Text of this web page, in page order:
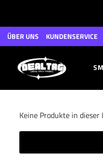
ÜBER UNS KUNDENSERVICE
Keine Produkte in